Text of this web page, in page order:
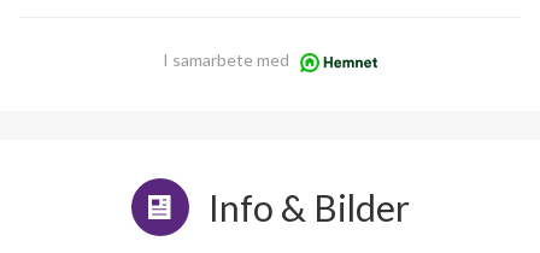
I samarbete med
Info & Bilder